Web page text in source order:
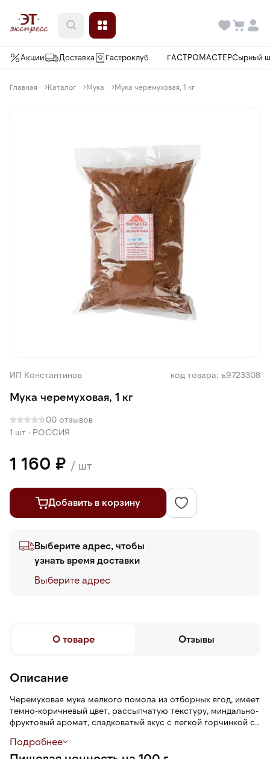
Акции Доставка Гастроклуб ГАСТРОМАСТЕРСырный
Главная Каталог Мука Мука черемуховая, 1 кг
ИП Константинов код товара: ъ9723308
Мука черемуховая, 1 кг
00 отзывов
1 шт · РОССИЯ
1 160 ₽ / шт
Добавить в корзину
Выберите адрес, чтобы
узнать время доставки
Выберите адреc
О товаре Отзывы
Описание
Черемуховая мука мелкого помола из отборных ягод, имеет
темно-коричневый цвет, рассыпчатую текстуру, миндально-
фруктовый аромат, сладковатый вкус с легкой горчинкой с
Черемуховая мука не содержит глютена.
Подробнее